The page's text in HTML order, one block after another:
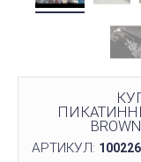
АРТИКУЛ: 100226